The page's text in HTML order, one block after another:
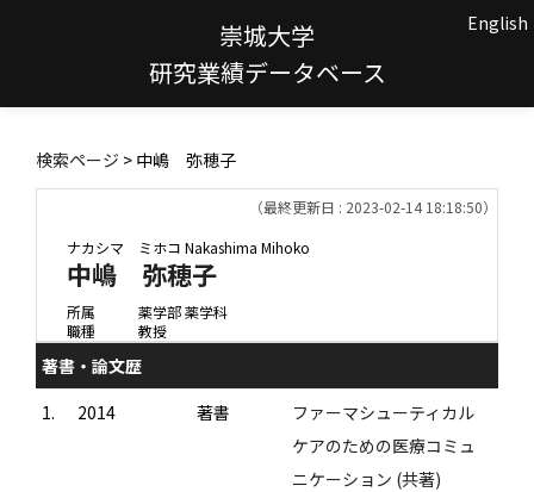
崇城大学
研究業績データベース
English
検索ページ > 中嶋 弥穂子
（最終更新日 : 2023-02-14 18:18:50）
ナカシマ ミホコ Nakashima Mihoko
中嶋 弥穂子
所属
薬学部 薬学科
職種
教授
著書・論文歴
1.
2014 著書
ファーマシューティカル
ケアのための医療コミュ
ニケーション (共著)